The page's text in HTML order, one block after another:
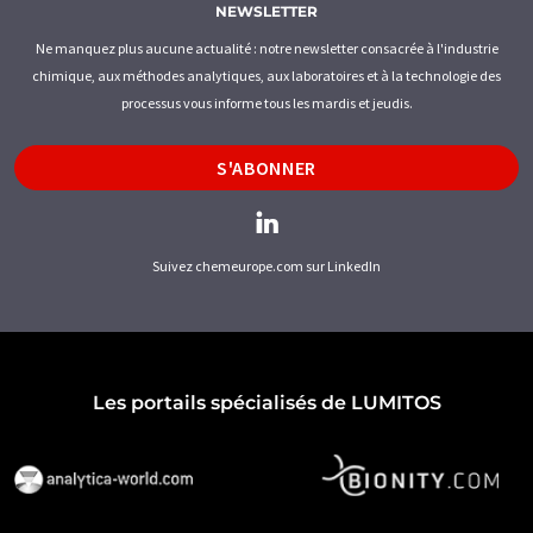
NEWSLETTER
Ne manquez plus aucune actualité : notre newsletter consacrée à l'industrie
chimique, aux méthodes analytiques, aux laboratoires et à la technologie des
processus vous informe tous les mardis et jeudis.
S'ABONNER
Suivez chemeurope.com sur LinkedIn
Les portails spécialisés de LUMITOS